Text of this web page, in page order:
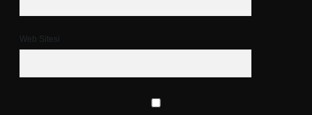
Web Sitesi